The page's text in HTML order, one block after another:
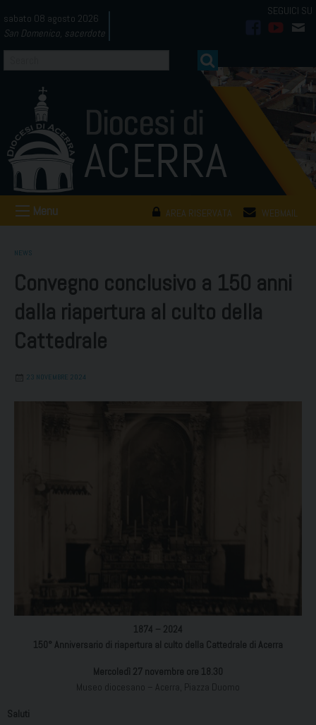
to
content
sabato 08 agosto 2026
San Domenico, sacerdote
AREA RISERVATA WEBMAIL
Menu
NEWS
Convegno conclusivo a 150 anni
dalla riapertura al culto della
Cattedrale
23 NOVEMBRE 2024
1874 – 2024
150° Anniversario di riapertura al culto della Cattedrale di Acerra
Mercoledì 27 novembre ore 18.30
Museo diocesano – Acerra, Piazza Duomo
Saluti